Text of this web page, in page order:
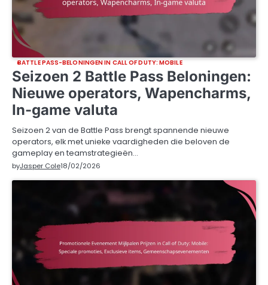
BATTLE PASS-BELONINGEN IN CALL OF DUTY: MOBILE
Seizoen 2 Battle Pass Beloningen:
Nieuwe operators, Wapencharms,
In-game valuta
Seizoen 2 van de Battle Pass brengt spannende nieuwe
operators, elk met unieke vaardigheden die beloven de
gameplay en teamstrategieën…
byJasper Cole18/02/2026